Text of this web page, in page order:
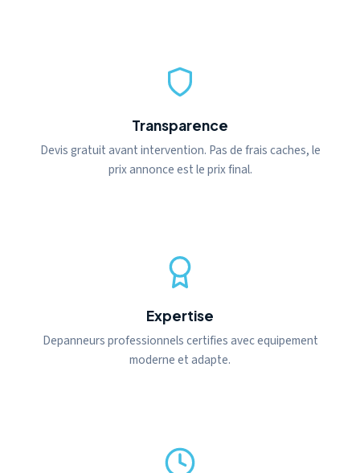
Transparence
Devis gratuit avant intervention. Pas de frais caches, le
prix annonce est le prix final.
Expertise
Depanneurs professionnels certifies avec equipement
moderne et adapte.